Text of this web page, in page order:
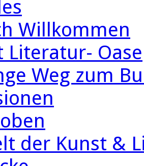
Willkommen
Literatur- Oase
Weg zum
der Kunst &